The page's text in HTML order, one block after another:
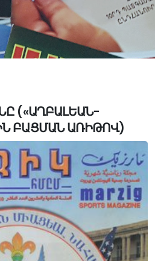
(«ԱՂԲԱԼԵԱՆ-
ԲԱՑՄԱՆ ԱՌԻԹՈՎ)